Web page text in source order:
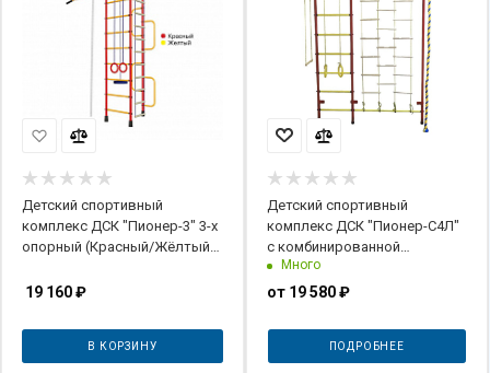
Детский спортивный
комплекс ДСК "Пионер-3" 3-х
опорный (Красный/Жёлтый,
19 160₽
В КОРЗИНУ
Детский спортивный
комплекс ДСК "Пионер-С4Л"
с комбинированной
лестницей (пристеночный)
красно-желтый
Много
от 19 580 ₽
ПОДРОБНЕЕ